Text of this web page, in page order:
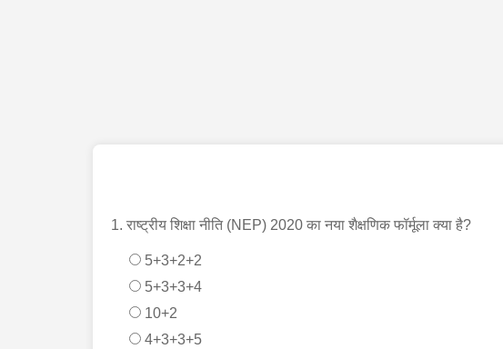
1. राष्ट्रीय शिक्षा नीति (NEP) 2020 का नया शैक्षणिक फॉर्मूला क्या है?
5+3+2+2
5+3+3+4
10+2
4+3+3+5